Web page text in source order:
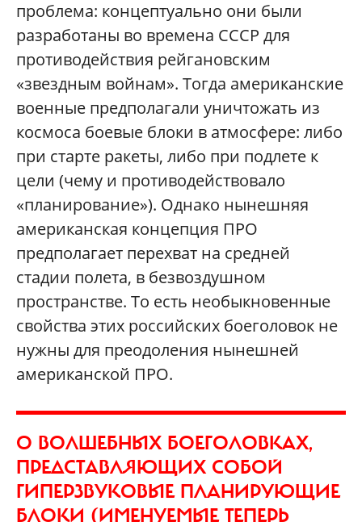
проблема: концептуально они были
разработаны во времена СССР для
противодействия рейгановским
«звездным войнам». Тогда американские
военные предполагали уничтожать из
космоса боевые блоки в атмосфере: либо
при старте ракеты, либо при подлете к
цели (чему и противодействовало
«планирование»). Однако нынешняя
американская концепция ПРО
предполагает перехват на средней
стадии полета, в безвоздушном
пространстве. То есть необыкновенные
свойства этих российских боеголовок не
нужны для преодоления нынешней
американской ПРО.
О ВОЛШЕБНЫХ БОЕГОЛОВКАХ,
ПРЕДСТАВЛЯЮЩИХ СОБОЙ
ГИПЕРЗВУКОВЫЕ ПЛАНИРУЮЩИЕ
БЛОКИ (ИМЕНУЕМЫЕ ТЕПЕРЬ